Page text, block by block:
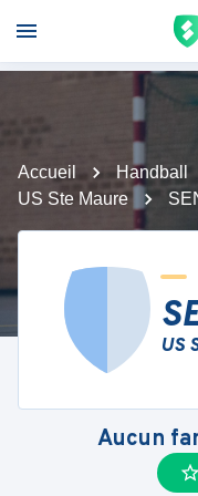
Accueil Handball
US Ste Maure
US
Aucun